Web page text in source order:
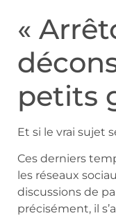
«
petits
Et si le vrai sujet
Ces derniers
les réseaux
discussions de
précisément, il